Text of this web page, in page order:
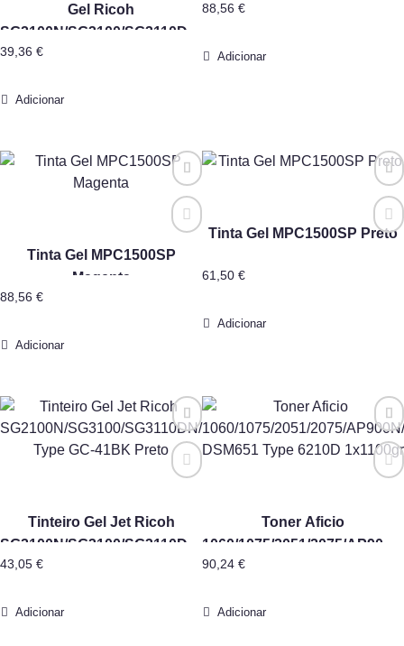
Gel Ricoh
SG2100N/SG3100/SG3110DN/SG3120B/SG7100DN
Type GC-41Y Amarelo
39,36 €
Adicionar
88,56 €
Adicionar
Tinta Gel MPC1500SP
Magenta
88,56 €
Adicionar
Tinta Gel MPC1500SP Preto
61,50 €
Adicionar
Tinteiro Gel Jet Ricoh
SG2100N/SG3100/SG3110DN/
Type GC-41BK Preto
43,05 €
Adicionar
Toner Aficio
1060/1075/2051/2075/
DSM651 Type 6210D
90,24 €
Adicionar